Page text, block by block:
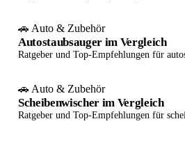
🚗 Auto & Zubehör
Autostaubsauger im Vergleich
Ratgeber und Top-Empfehlungen für
🚗 Auto & Zubehör
Scheibenwischer im Vergleich
Ratgeber und Top-Empfehlungen für